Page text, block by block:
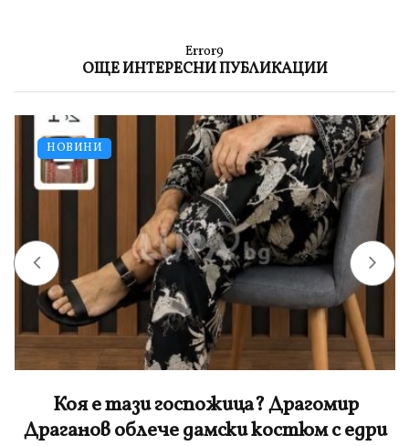
Error9
ОЩЕ ИНТЕРЕСНИ ПУБЛИКАЦИИ
НОВИНИ
Коя е тази госпожица? Драгомир
Драганов облече дамски костюм с едри